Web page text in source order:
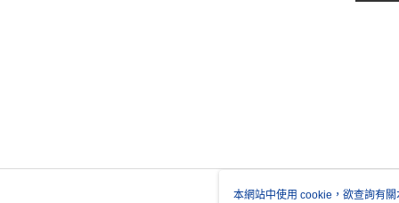
本網站中使用 cookie，欲查詢有